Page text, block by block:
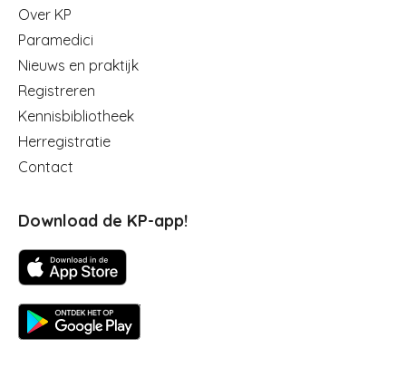
Over KP
Paramedici
Nieuws en praktijk
Registreren
Kennisbibliotheek
Herregistratie
Contact
Download de KP-app!